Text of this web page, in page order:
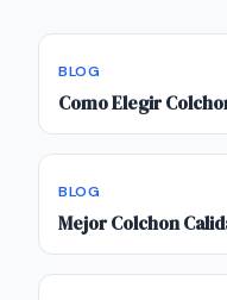
BLOG
Como Elegir
BLOG
Mejor Colchon